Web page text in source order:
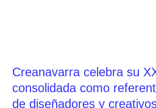
Creanavarra celebra su
consolidada como
de diseñadores y